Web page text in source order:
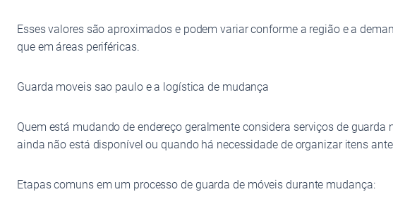
Esses valores são aproximados e podem variar conforme a região e a
que em áreas periféricas.
Guarda moveis sao paulo e a logística de mudança
Quem está mudando de endereço geralmente considera serviços de
ainda não está disponível ou quando há necessidade de organizar itens
Etapas comuns em um processo de guarda de móveis durante mudança: